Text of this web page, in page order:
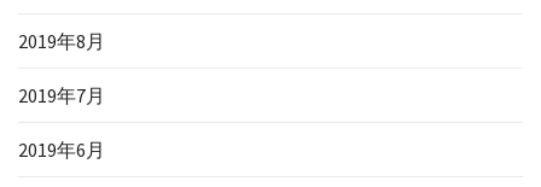
2019年8月
2019年7月
2019年6月